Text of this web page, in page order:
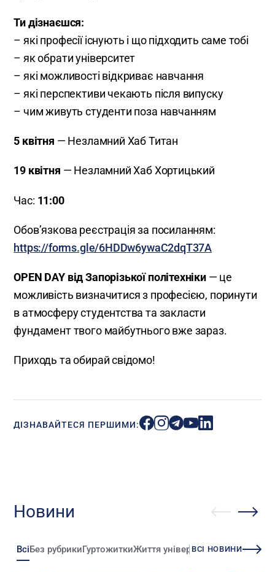
Ти дізнаєшся:
– які професії існують і що підходить саме тобі
– як обрати університет
– які можливості відкриває навчання
– які перспективи чекають після випуску
– чим живуть студенти поза навчанням
5 квітня — Незламний Хаб Титан
19 квітня — Незламний Хаб Хортицький
Час: 11:00
Обов’язкова реєстрація за посиланням:
https://forms.gle/6HDDw6ywaC2dqT37A
OPEN DAY від Запорізької політехніки— це
можливість визначитися з професією, поринути
в атмосферу студентства та закласти
фундамент твого майбутнього вже зараз.
Приходь та обирай свідомо!
ДІЗНАВАЙТЕСЯ ПЕРШИМИ:
Новини
ВсіБез рубрикиГуртожиткиЖиття університетуЗміни
ВСІ НОВИНИ